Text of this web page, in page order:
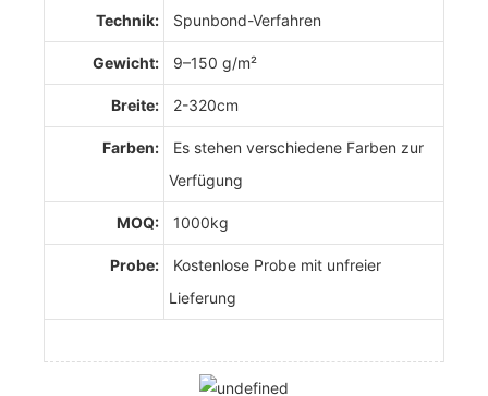
Technik: Spunbond-Verfahren
Gewicht: 9–150 g/m²
Breite: 2-320cm
Farben:
Es stehen verschiedene Farben zur
Verfügung
MOQ: 1000kg
Probe:
Kostenlose Probe mit unfreier
Lieferung